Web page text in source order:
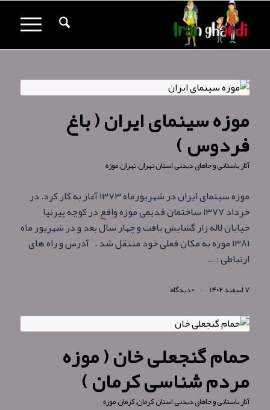
موزه سینمای ایران ( باغ
فردوس )
آثار باستانی و جاهای دیدنی,استان تهران,تهران,موزه
موزه سینمای ایران در شهریورماه ۱۳۷۳ آغاز به کار کرد. در
خرداد ۱۳۷۷ ساختمان قدیمی موزه واقع در کوچه پیرنیا
خیابان لاله زار گشایش یافت و چهار سال بعد و در شهریور ماه
۱۳۸۱ موزه به مکان فعلی خود منتقل شد . آدرس و راه های
ارتباطی : …
۷ اسفند ۱۴۰۲ / ۰ دیدگاه
حمام گنجعلی خان ( موزه
مردم شناسی کرمان )
آثار باستانی و جاهای دیدنی,استان کرمان,کرمان,موزه